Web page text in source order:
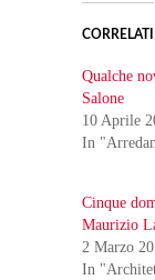
CORRELATI
Qualche
Salone
10 Aprile
In
Cinque
Maurizio
2 Marzo
In